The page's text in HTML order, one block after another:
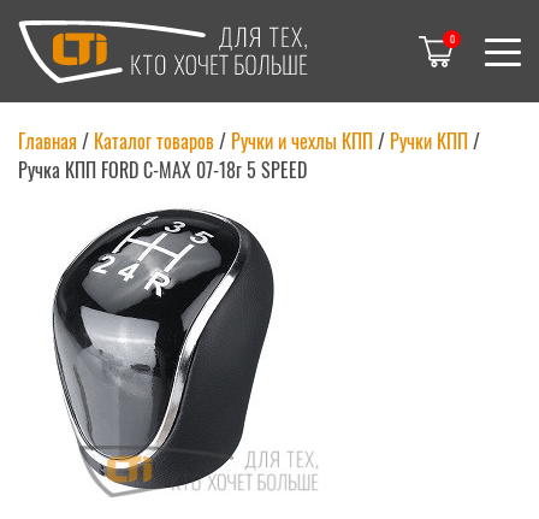
0
Главная / Каталог товаров/ Ручки и чехлы КПП/ Ручки КПП/
Ручка КПП FORD C-MAX 07-18г 5 SPEED